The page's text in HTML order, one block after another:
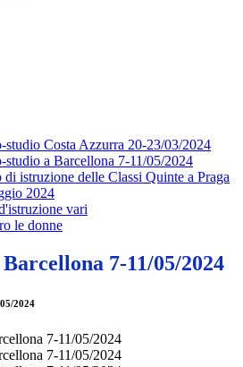
studio Costa Azzurra 20-23/03/2024
studio a Barcellona 7-11/05/2024
istruzione delle Classi Quinte a Praga
2024
vari
le donne
7-11/05/2024
2024